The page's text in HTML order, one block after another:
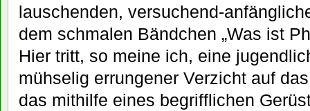
lauschenden, versuchend-
dem schmalen Bändchen „Was ist
Hier tritt, so meine ich, eine
mühselig errungener Verzicht auf
das mithilfe eines begrifflichen